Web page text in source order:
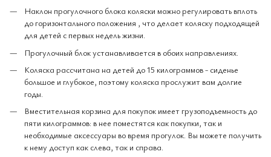
Наклон прогулочного блока коляски можно регулировать вплоть
до горизонтального положения , что делает коляску подходящей
для детей с первых недель жизни.
Прогулочный блок устанавливается в обоих направлениях.
Коляска рассчитана на детей до 15 килограммов - сиденье
большое и глубокое, поэтому коляска прослужит вам долгие
годы.
Вместительная корзина для покупок имеет грузоподъемность до
пяти килограммов: в нее поместятся как покупки, так и
необходимые аксессуары во время прогулок. Вы можете получить
к нему доступ как слева, так и справа.